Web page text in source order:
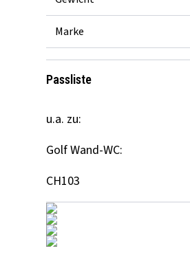
Marke
Passliste
u.a. zu:
Golf Wand-WC:
CH103